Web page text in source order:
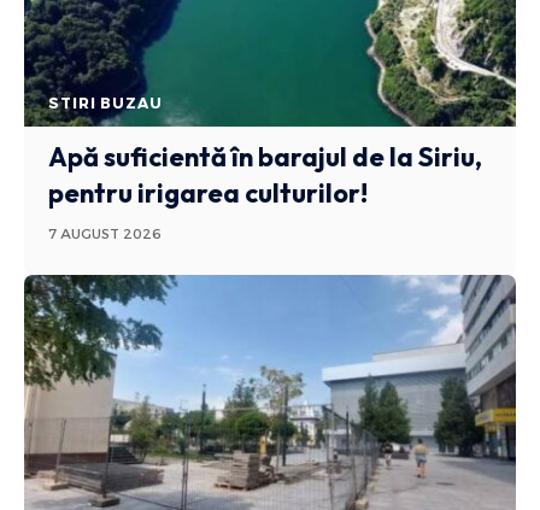
STIRI BUZAU
Apă suficientă în barajul de la Siriu,
pentru irigarea culturilor!
7 AUGUST 2026